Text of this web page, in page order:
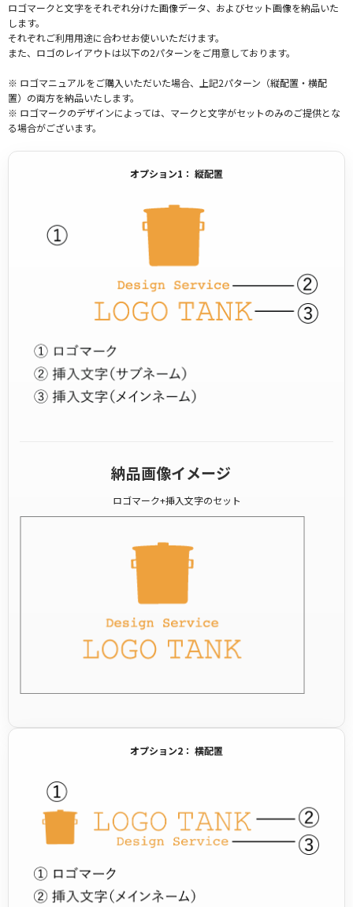
ロゴマークと文字をそれぞれ分けた画像データ、およびセット画像を納品いた
します。
それぞれご利用用途に合わせお使いいただけます。
また、ロゴのレイアウトは以下の2パターンをご用意しております。
※ ロゴマニュアルをご購入いただいた場合、上記2パターン（縦配置・横配
置）の両方を納品いたします。
※ ロゴマークのデザインによっては、マークと文字がセットのみのご提供とな
る場合がございます。
オプション1： 縦配置
納品画像イメージ
ロゴマーク+挿入文字のセット
オプション2： 横配置